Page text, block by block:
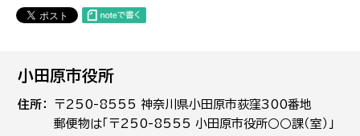
小田原市役所
住所
〒250-8555 神奈川県小田原市荻窪300番地
郵便物は「〒250-8555 小田原市役所○○課（室）」